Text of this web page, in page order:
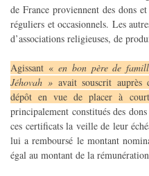
de France proviennent des dons
réguliers et occasionnels. Les
d’associations religieuses, de
Agissant «en bon père de
Jéhovah » avait souscrit
dépôt en vue de placer à
principalement constitués des
ces certificats la veille de leur
lui a remboursé le montant
égal au montant de la